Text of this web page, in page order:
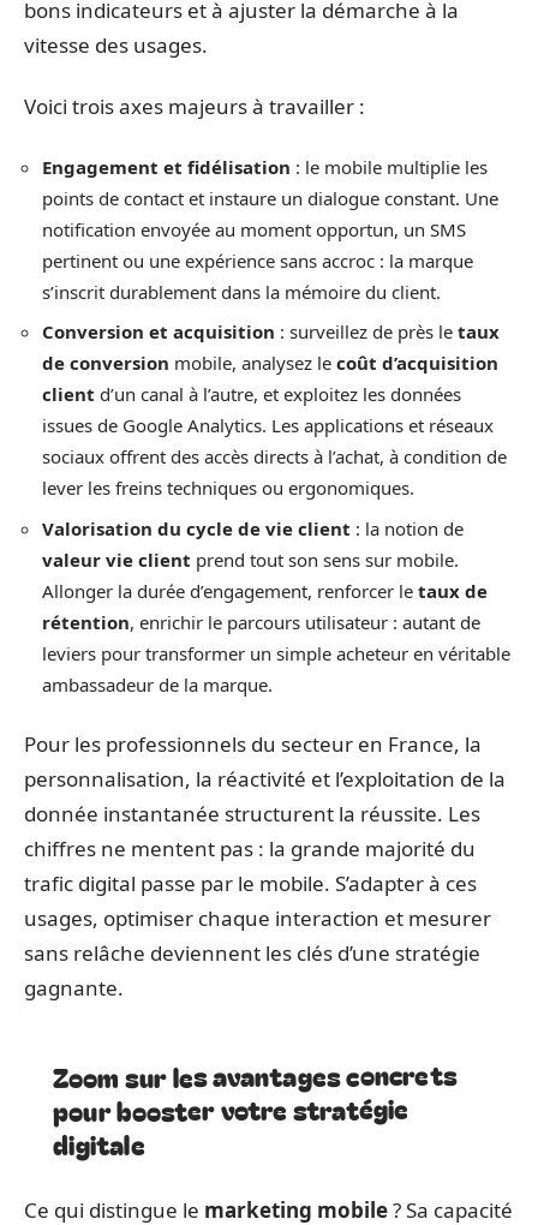
bons indicateurs et à ajuster la démarche à la
vitesse des usages.
Voici trois axes majeurs à travailler :
Engagement et fidélisation : le mobile multiplie les
points de contact et instaure un dialogue constant. Une
notification envoyée au moment opportun, un SMS
pertinent ou une expérience sans accroc : la marque
s’inscrit durablement dans la mémoire du client.
Conversion et acquisition : surveillez de près le taux
de conversion mobile, analysez le coût d’acquisition
client d’un canal à l’autre, et exploitez les données
issues de Google Analytics. Les applications et réseaux
sociaux offrent des accès directs à l’achat, à condition de
lever les freins techniques ou ergonomiques.
Valorisation du cycle de vie client : la notion de
valeur vie client prend tout son sens sur mobile.
Allonger la durée d’engagement, renforcer le taux de
rétention, enrichir le parcours utilisateur : autant de
leviers pour transformer un simple acheteur en véritable
ambassadeur de la marque.
Pour les professionnels du secteur en France, la
personnalisation, la réactivité et l’exploitation de la
donnée instantanée structurent la réussite. Les
chiffres ne mentent pas : la grande majorité du
trafic digital passe par le mobile. S’adapter à ces
usages, optimiser chaque interaction et mesurer
sans relâche deviennent les clés d’une stratégie
gagnante.
Zoom sur les avantages concrets
pour booster votre stratégie
digitale
Ce qui distingue le marketing mobile? Sa capacité